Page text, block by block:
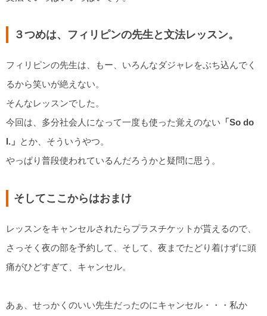
３つめは、フィリピンの先生と文法レッスン。
フィリピンの先生は、もー、いろんなダジャレをぶち込んでく
るから笑いが絶えない。
そんなレッスンでした。
今回は、多分社会人になって一度も使った覚えのない 「So do
I.」 とか、そういうやつ。
やっぱり普段使われているんだろうかと疑問に思う。
そしてここからはおまけ
レッスンをキャンセルされたらプラスチケットが貰えるので、
さっそく夜の部を予約して、そして、夜までたどり着けずに頭
痛がひどすぎて、キャンセル。
あぁ、せっかくのいい先生だったのにキャンセル・・・私か